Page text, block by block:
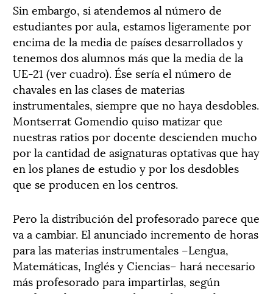
Sin embargo, si atendemos al número de
estudiantes por aula, estamos ligeramente por
encima de la media de países desarrollados y
tenemos dos alumnos más que la media de la
UE-21 (ver cuadro). Ése sería el número de
chavales en las clases de materias
instrumentales, siempre que no haya desdobles.
Montserrat Gomendio quiso matizar que
nuestras ratios por docente descienden mucho
por la cantidad de asignaturas optativas que hay
en los planes de estudio y por los desdobles
que se producen en los centros.
Pero la distribución del profesorado parece que
va a cambiar. El anunciado incremento de horas
para las materias instrumentales –Lengua,
Matemáticas, Inglés y Ciencias– hará necesario
más profesorado para impartirlas, según